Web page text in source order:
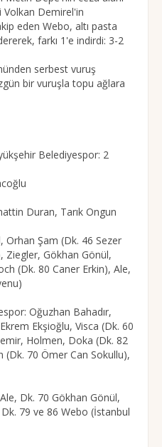
Volkan Demirel'in
eden Webo, altı pasta
farkı 1'e indirdi: 3-2
serbest vuruş
bir vuruşla topu ağlara
Belediyespor: 2
Duran, Tarık Ongun
Orhan Şam (Dk. 46 Sezer
Ziegler, Gökhan Gönül,
(Dk. 80 Caner Erkin), Ale,
Oğuzhan Bahadır,
Ekşioğlu, Visca (Dk. 60
Holmen, Doka (Dk. 82
(Dk. 70 Ömer Can Sokullu),
Dk. 70 Gökhan Gönül,
79 ve 86 Webo (İstanbul